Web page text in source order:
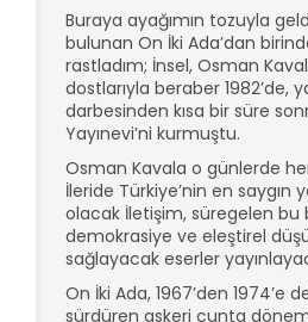
Buraya ayağımın tozuyla
bulunan On İki Ada’dan
rastladım; İnsel, Osman
dostlarıyla beraber 1982’de,
darbesinden kısa bir süre
Yayınevi’ni kurmuştu.
Osman Kavala o günlerde
İleride Türkiye’nin en saygın
olacak İletişim, süregelen bu
demokrasiye ve eleştirel
sağlayacak eserler
On İki Ada, 1967’den 1974’e
sürdüren askeri cunta